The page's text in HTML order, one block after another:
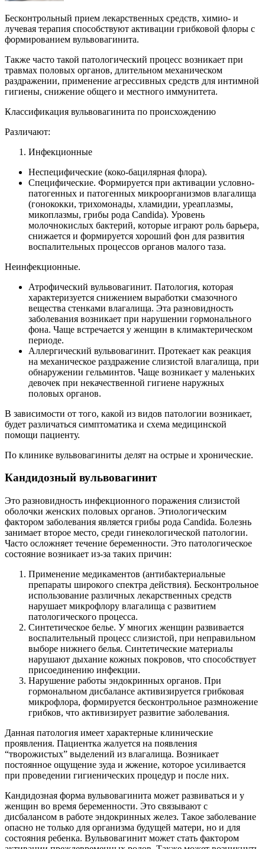
Бесконтрольный прием лекарственных средств, химио- и
лучевая терапия способствуют активации грибковой флоры с
формированием вульвовагинита.
Также часто такой патологический процесс возникает при
травмах половых органов, длительном механическом
раздражении, применение агрессивных средств для интимной
гигиены, снижение общего и местного иммунитета.
Классификация вульвовагинита по происхождению
Различают:
Инфекционные
Неспецифические (коко-бацилярная флора).
Специфические. Формируется при активации условно-
патогенных и патогенных микроорганизмов влагалища
(гонококки, трихомонады, хламидии, уреаплазмы,
микоплазмы, грибы рода Candida). Уровень
молочнокислых бактерий, которые играют роль барьера,
снижается и формируется хороший фон для развития
воспалительных процессов органов малого таза.
Неинфекционные.
Атрофический вульвовагинит. Патология, которая
характеризуется снижением выработки смазочного
вещества стенками влагалища. Эта разновидность
заболевания возникает при нарушении гормонального
фона. Чаще встречается у женщин в климактерическом
периоде.
Аллергический вульвовагинит. Протекает как реакция
на механическое раздражение слизистой влагалища, при
обнаружении гельминтов. Чаще возникает у маленьких
девочек при некачественной гигиене наружных
половых органов.
В зависимости от того, какой из видов патологии возникает,
будет различаться симптоматика и схема медицинской
помощи пациенту.
По клинике вульвовагиниты делят на острые и хронические.
Кандидозный вульвовагинит
Это разновидность инфекционного поражения слизистой
оболочки женских половых органов. Этиологическим
фактором заболевания является грибы рода Candida. Болезнь
занимает второе место, среди гинекологической патологии.
Часто осложняет течение беременности. Это патологическое
состояние возникает из-за таких причин:
Применение медикаментов (антибактериальные
препараты широкого спектра действия). Бесконтрольное
использование различных лекарственных средств
нарушает микрофлору влагалища с развитием
патологического процесса.
Синтетическое белье. У многих женщин развивается
воспалительный процесс слизистой, при неправильном
выборе нижнего белья. Синтетические материалы
нарушают дыхание кожных покровов, что способствует
присоединению инфекции.
Нарушение работы эндокринных органов. При
гормональном дисбалансе активизируется грибковая
микрофлора, формируется бесконтрольное размножение
грибков, что активизирует развитие заболевания.
Данная патология имеет характерные клинические
проявления. Пациентка жалуется на появления
“творожистых” выделений из влагалища. Возникает
постоянное ощущение зуда и жжение, которое усиливается
при проведении гигиенических процедур и после них.
Кандидозная форма вульвовагинита может развиваться и у
женщин во время беременности. Это связывают с
дисбалансом в работе эндокринных желез. Такое заболевание
опасно не только для организма будущей матери, но и для
состояния ребенка. Вульвовагинит может стать фактором